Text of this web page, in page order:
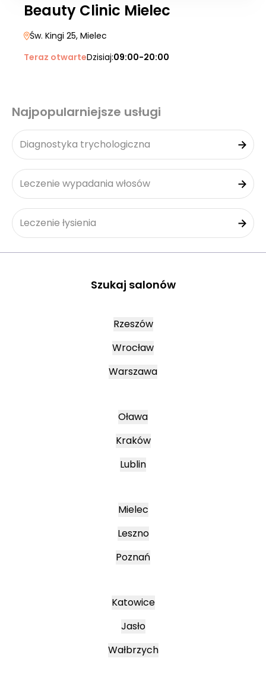
Beauty Clinic Mielec
Św. Kingi 25, Mielec
Teraz otwarteDzisiaj:09:00-20:00
Najpopularniejsze usługi
Diagnostyka trychologiczna
Leczenie wypadania włosów
Leczenie łysienia
Szukaj salonów
Rzeszów
Wrocław
Warszawa
Oława
Kraków
Lublin
Mielec
Leszno
Poznań
Katowice
Jasło
Wałbrzych